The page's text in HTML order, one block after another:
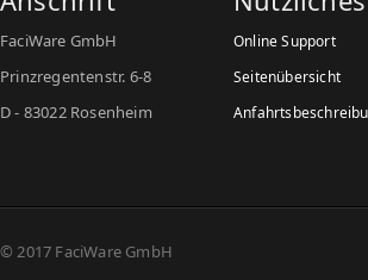
FaciWare GmbH
Prinzregentenstr. 6-8
D - 83022 Rosenheim
Online Support
Seitenübersicht
© 2017 FaciWare GmbH